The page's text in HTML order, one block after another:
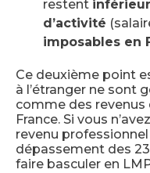
restent
d’activité
imposables en
Ce deuxième point
à l’étranger ne sont
comme des revenus
France. Si vous
revenu
dépassement des
faire basculer en